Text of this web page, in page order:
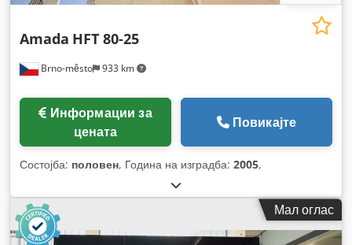
Brno-město 933 km
Amada HFT 80-25
цената
Повикајте
Состојба: половен, Година на изградба: 2005,
Мал оглас